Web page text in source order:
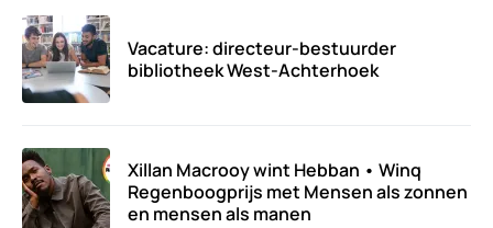
Vacature: directeur-bestuurder
bibliotheek West-Achterhoek
Xillan Macrooy wint Hebban • Winq
Regenboogprijs met Mensen als zonnen
en mensen als manen